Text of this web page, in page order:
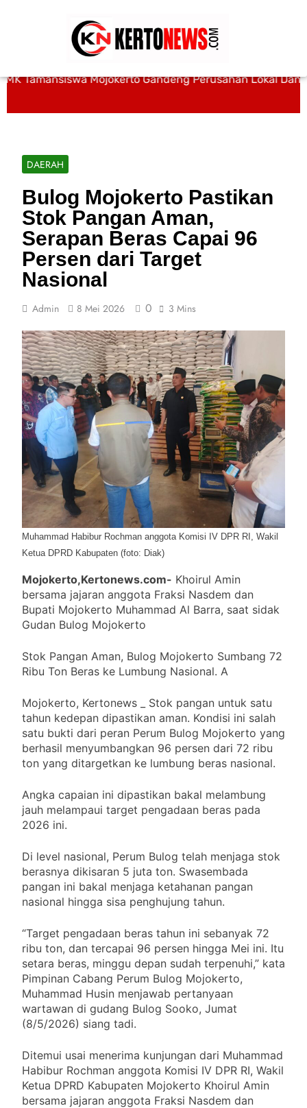
Tamansiswa Mojokerto Gandeng Perusahan Lokal Dan
DAERAH
Bulog Mojokerto Pastikan
Stok Pangan Aman,
Serapan Beras Capai 96
Persen dari Target
Nasional
Admin 8 Mei 2026 0 3 Mins
Muhammad Habibur Rochman anggota Komisi IV DPR RI, Wakil
Ketua DPRD Kabupaten (foto: Diak)
Mojokerto,Kertonews.com- Khoirul Amin
bersama jajaran anggota Fraksi Nasdem dan
Bupati Mojokerto Muhammad Al Barra, saat sidak
Gudan Bulog Mojokerto
Stok Pangan Aman, Bulog Mojokerto Sumbang 72
Ribu Ton Beras ke Lumbung Nasional. A
Mojokerto, Kertonews _ Stok pangan untuk satu
tahun kedepan dipastikan aman. Kondisi ini salah
satu bukti dari peran Perum Bulog Mojokerto yang
berhasil menyumbangkan 96 persen dari 72 ribu
ton yang ditargetkan ke lumbung beras nasional.
Angka capaian ini dipastikan bakal melambung
jauh melampaui target pengadaan beras pada
2026 ini.
Di level nasional, Perum Bulog telah menjaga stok
berasnya dikisaran 5 juta ton. Swasembada
pangan ini bakal menjaga ketahanan pangan
nasional hingga sisa penghujung tahun.
“Target pengadaan beras tahun ini sebanyak 72
ribu ton, dan tercapai 96 persen hingga Mei ini. Itu
setara beras, minggu depan sudah terpenuhi,” kata
Pimpinan Cabang Perum Bulog Mojokerto,
Muhammad Husin menjawab pertanyaan
wartawan di gudang Bulog Sooko, Jumat
(8/5/2026) siang tadi.
Ditemui usai menerima kunjungan dari Muhammad
Habibur Rochman anggota Komisi IV DPR RI, Wakil
Ketua DPRD Kabupaten Mojokerto Khoirul Amin
bersama jajaran anggota Fraksi Nasdem dan